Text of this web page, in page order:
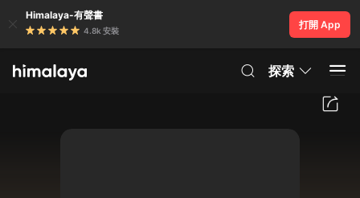
Himalaya-有聲書
4.8k 安裝
打開 App
探索